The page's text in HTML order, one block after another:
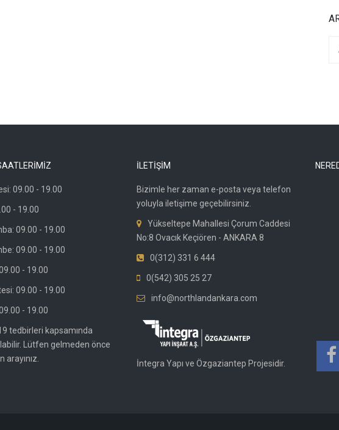
09.00 - 19.00
- 19.00
09.00 - 19.00
09.00 - 19.00
- 19.00
09.00 - 19.00
- 19.00
tedbirleri kapsamında
Lütfen gelmeden önce
arayınız.
İLETİŞİM
Bizimle her zaman e-posta veya telefon
yoluyla iletişime geçebilirsiniz.
Yükseltepe Mahallesi Çorum Caddesi
No:8 Ovacık Keçiören - ANKARA 8
0(312) 331 6 444
0(542) 305 25 27
info@northlandankara.com
İntegra Yapı ve Özgaziantep Projesidir.